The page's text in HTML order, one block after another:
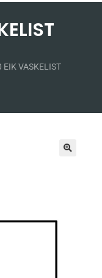
EIK VASKELIST